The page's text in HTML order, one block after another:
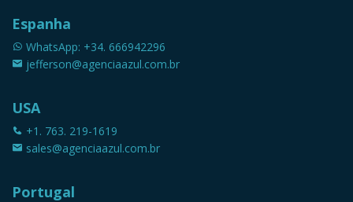
Espanha
WhatsApp: +34. 666942296
jefferson@agenciaazul.com.br
USA
+1. 763. 219-1619
sales@agenciaazul.com.br
Portugal